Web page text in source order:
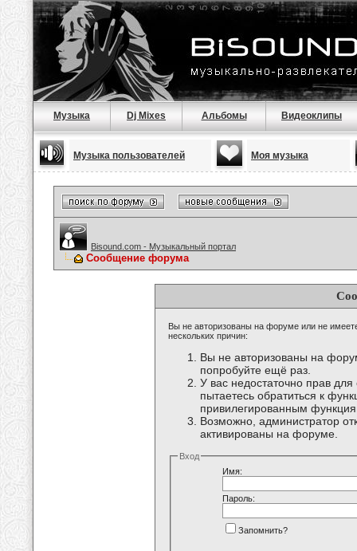
Музыка Dj Mixes Альбомы Видеоклипы
Музыка пользователей Моя музыка
Bisound.com - Музыкальный портал
Сообщение форума
Вы не авторизованы на форуме или не
нескольких причин:
Вы не авторизованы на
попробуйте ещё раз.
У вас недостаточно прав
пытаетесь обратиться к
привилегированным
Возможно, администратор
активированы на форуме.
Вход
Имя:
Пароль:
Запомнить?